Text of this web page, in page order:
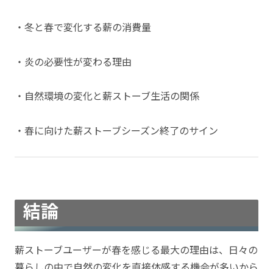
・冬と春で変化する薪の消費量
・炎の必要性が変わる理由
・自然環境の変化と薪ストーブ生活の関係
・春に向けた薪ストーブシーズン終了のサイン
結論
薪ストーブユーザーが春を感じる最大の理由は、日々の